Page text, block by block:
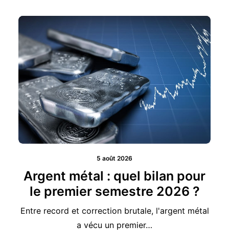
5 août 2026
Argent métal : quel bilan pour
le premier semestre 2026 ?
Entre record et correction brutale, l'argent métal
a vécu un premier…